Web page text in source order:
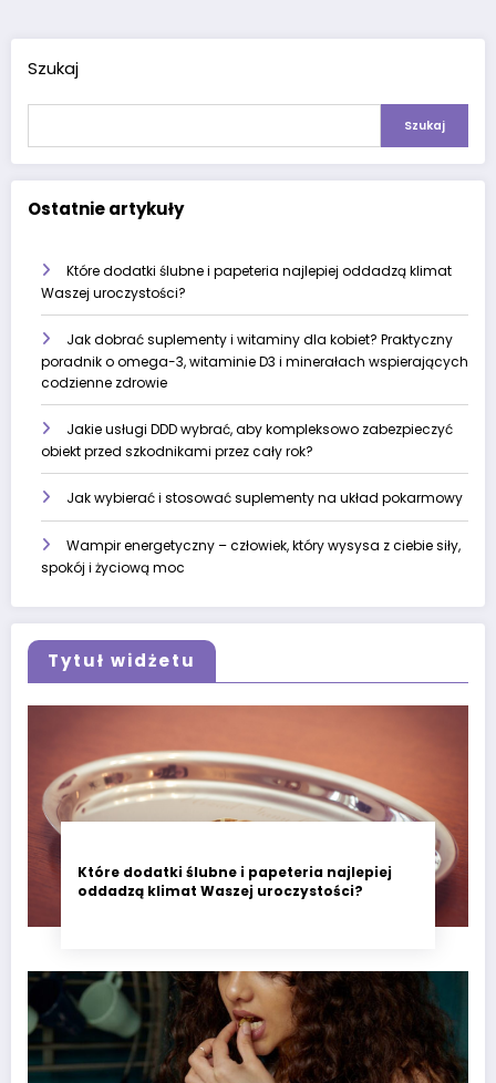
Szukaj
Szukaj
Ostatnie artykuły
Które dodatki ślubne i papeteria najlepiej oddadzą klimat
Waszej uroczystości?
Jak dobrać suplementy i witaminy dla kobiet? Praktyczny
poradnik o omega-3, witaminie D3 i minerałach wspierających
codzienne zdrowie
Jakie usługi DDD wybrać, aby kompleksowo zabezpieczyć
obiekt przed szkodnikami przez cały rok?
Jak wybierać i stosować suplementy na układ pokarmowy
Wampir energetyczny – człowiek, który wysysa z ciebie siły,
spokój i życiową moc
Tytuł widżetu
Które dodatki ślubne i papeteria najlepiej
oddadzą klimat Waszej uroczystości?